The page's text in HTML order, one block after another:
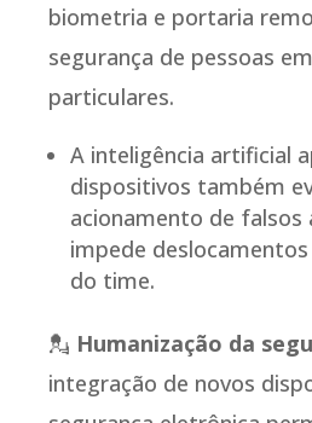
biometria e portaria
segurança de pessoas
particulares.
A inteligência artificial
dispositivos também
acionamento de falsos
impede
do time.
💂 Humanização da
integração de novos